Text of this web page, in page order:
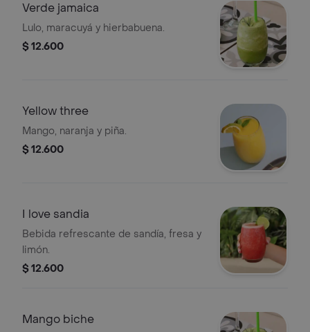
Verde jamaica
Lulo, maracuyá y hierbabuena.
$ 12.600
Yellow three
Mango, naranja y piña.
$ 12.600
I love sandia
Bebida refrescante de sandía, fresa y
limón.
$ 12.600
Mango biche